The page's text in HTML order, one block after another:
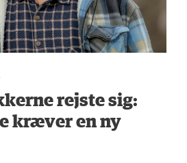
rejste sig:
kræver en ny